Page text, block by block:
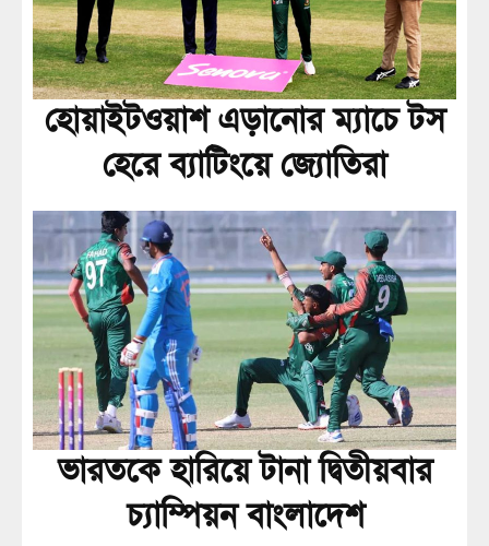
হোয়াইটওয়াশ এড়ানোর ম্যাচে টস
হেরে ব্যাটিংয়ে জ্যোতিরা
ভারতকে হারিয়ে টানা দ্বিতীয়বার
চ্যাম্পিয়ন বাংলাদেশ